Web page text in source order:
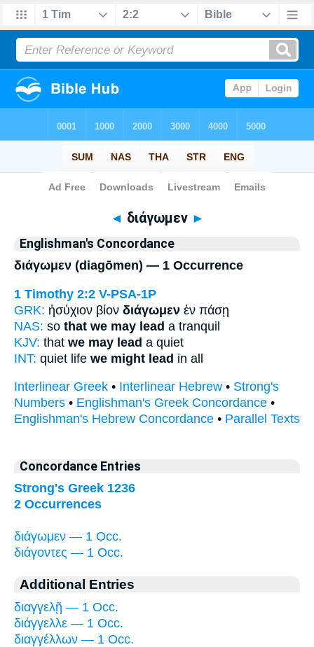
Bible>Strong's > Greek
◄ διάγωμεν ►
Englishman's Concordance
διάγωμεν (diagōmen) — 1 Occurrence
1 Timothy 2:2 V-PSA-1P
GRK: ἡσύχιον βίον διάγωμεν ἐν πάσῃ
NAS: so that we may lead a tranquil
KJV: that we may lead a quiet
INT: quiet life we might lead in all
Interlinear Greek • Interlinear Hebrew • Strong's
Numbers • Englishman's Greek Concordance •
Englishman's Hebrew Concordance • Parallel Texts
Concordance Entries
Strong's Greek 1236
2 Occurrences
διάγωμεν — 1 Occ.
διάγοντες — 1 Occ.
Additional Entries
διαγγελῇ — 1 Occ.
διάγγελλε — 1 Occ.
διαγγέλλων — 1 Occ.